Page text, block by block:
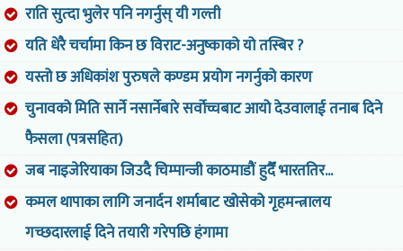
राति सुत्दा भुलेर पनि नगर्नुस् यी गल्ती
यति धेरै चर्चामा किन छ विराट-अनुष्काको यो तस्बिर ?
यस्तो छ अधिकांश पुरुषले कण्डम प्रयोग नगर्नुको कारण
चुनावको मिति सार्ने नसार्नेबारे सर्वोच्चबाट आयो देउवालाई तनाब दिने
फैसला (पत्रसहित)
जब नाइजेरियाका जिउदै चिम्पान्जी काठमाडौं हुदैँ भारततिर...
कमल थापाका लागि जनार्दन शर्माबाट खोसेको गृहमन्त्रालय
गच्छदारलाई दिने तयारी गरेपछि हंगामा